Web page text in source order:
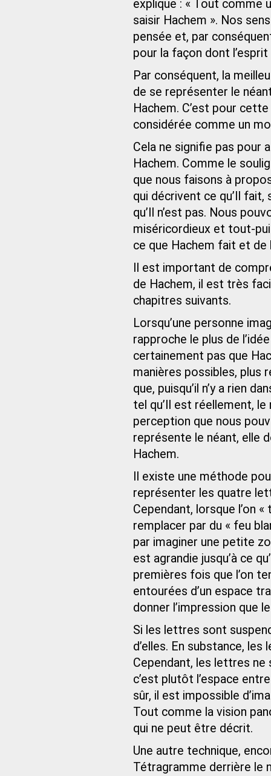
explique : « Tout comme
saisir Hachem ». Nos
pensée et, par
pour la façon dont
Par conséquent, la
de se représenter le
Hachem. C’est pour
considérée comme un
Cela ne signifie pas pour
Hachem. Comme le
que nous faisons à
qui décrivent ce qu’Il
qu’Il n’est pas. Nous
miséricordieux et tout-
ce que Hachem fait et de
Il est important de
de Hachem, il est très
chapitres suivants.
Lorsqu’une personne
rapproche le plus de
certainement pas que
manières possibles, plus
que, puisqu’il n’y a rien
tel qu’Il est réellement,
perception que nous
représente le néant, elle
Hachem.
Il existe une méthode
représenter les quatre
Cependant, lorsque l’on
remplacer par du « feu
par imaginer une petite
est agrandie jusqu’à ce
premières fois que l’on
entourées d’un espace
donner l’impression que
Si les lettres sont
d’elles. En substance,
Cependant, les lettres ne
c’est plutôt l’espace
sûr, il est impossible
Tout comme la vision
qui ne peut être décrit.
Une autre technique,
Tétragramme derrière le